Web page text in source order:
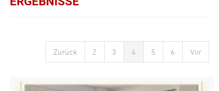
SERVICE
Zurück 2 3 4 5 6 Vor